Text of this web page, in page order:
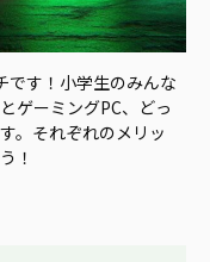
です！小学生のみんな
ゲーミングPC、どっ
。それぞれのメリッ
！